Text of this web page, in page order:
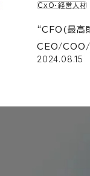
CxO・経営人材
“CFO(最高
CEO/COO/
の違い・求め
2024.08.15